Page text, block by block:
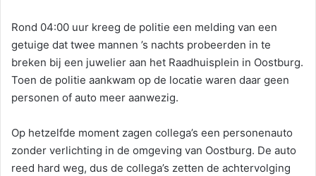
Rond 04:00 uur kreeg de politie een melding van een
getuige dat twee mannen ’s nachts probeerden in te
breken bij een juwelier aan het Raadhuisplein in Oostburg.
Toen de politie aankwam op de locatie waren daar geen
personen of auto meer aanwezig.
Op hetzelfde moment zagen collega’s een personenauto
zonder verlichting in de omgeving van Oostburg. De auto
reed hard weg, dus de collega’s zetten de achtervolging